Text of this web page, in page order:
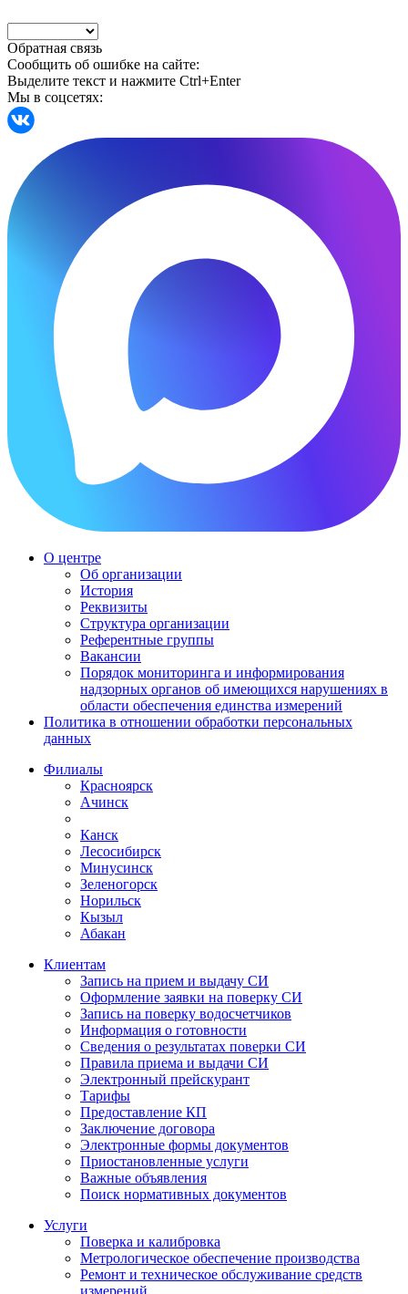
Обратная связь
Сообщить об ошибке на сайте:
Выделите текст и нажмите Ctrl+Enter
Мы в соцсетях:
О центре
Об организации
История
Реквизиты
Структура организации
Референтные группы
Вакансии
Порядок мониторинга и информирования
надзорных органов об имеющихся нарушениях в
области обеспечения единства измерений
Политика в отношении обработки персональных
данных
Филиалы
Красноярск
Ачинск
Канск
Лесосибирск
Минусинск
Зеленогорск
Норильск
Кызыл
Абакан
Клиентам
Запись на прием и выдачу СИ
Оформление заявки на поверку СИ
Запись на поверку водосчетчиков
Информация о готовности
Сведения о результатах поверки СИ
Правила приема и выдачи СИ
Электронный прейскурант
Тарифы
Предоставление КП
Заключение договора
Электронные формы документов
Приостановленные услуги
Важные объявления
Поиск нормативных документов
Услуги
Поверка и калибровка
Метрологическое обеспечение производства
Ремонт и техническое обслуживание средств
измерений